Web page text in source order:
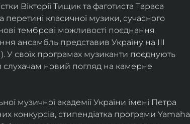
Вікторії Тищик та фаготиста Тараса
класичної музики, сучасного
темброві можливості поєднання
ансамбль представив Україну на ІІІ
У своїх програмах музиканти поєднують
новий погляд на камерне
музичної академії України імені Петра
конкурсів, стипендіатка програми Yamaha